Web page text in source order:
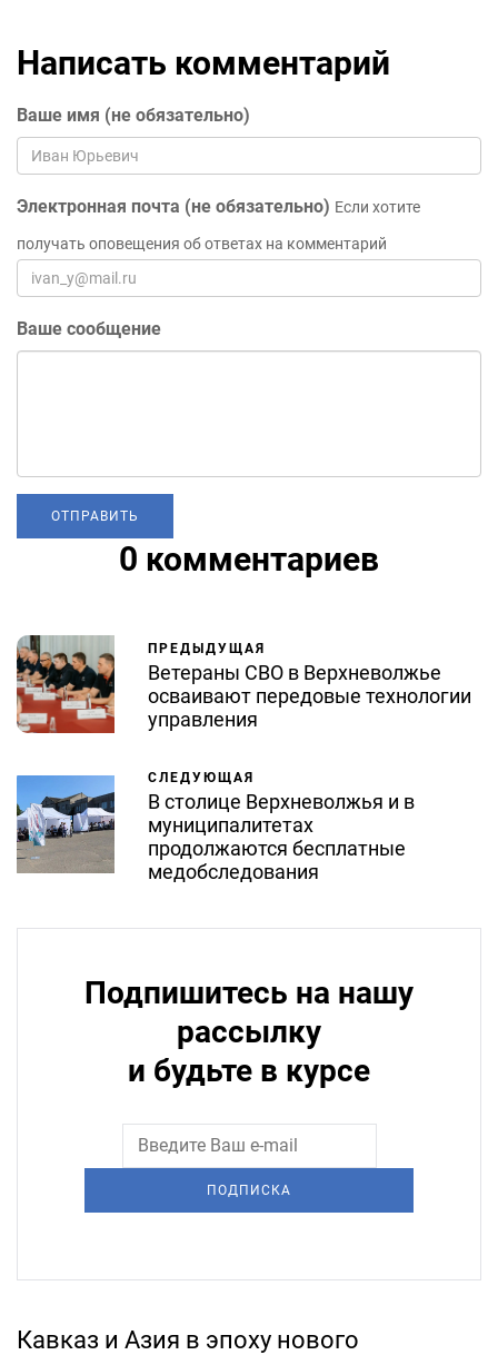
Написать комментарий
Ваше имя (не обязательно)
Электронная почта (не обязательно) Если хотите
получать оповещения об ответах на комментарий
Ваше сообщение
0 комментариев
ПРЕДЫДУЩАЯ
Ветераны СВО в Верхневолжье
осваивают передовые технологии
управления
СЛЕДУЮЩАЯ
В столице Верхневолжья и в
муниципалитетах
продолжаются бесплатные
медобследования
Подпишитесь на нашу
рассылку
и будьте в курсе
ПОДПИСКА
Кавказ и Азия в эпоху нового